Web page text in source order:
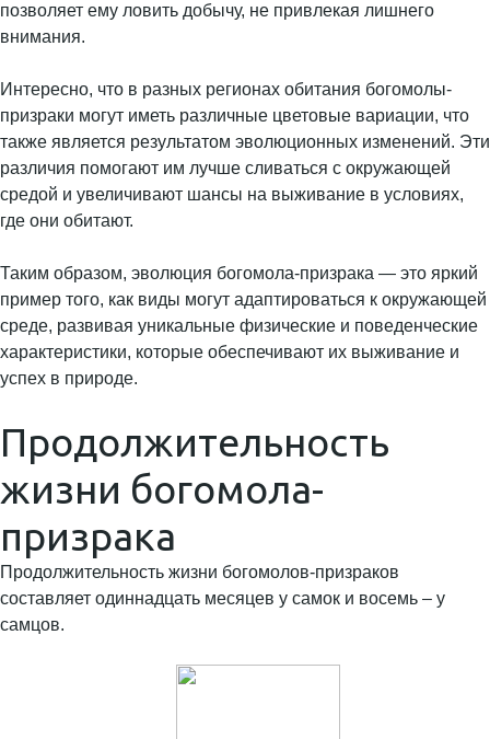
позволяет ему ловить добычу, не привлекая лишнего
внимания.
Интересно, что в разных регионах обитания богомолы-
призраки могут иметь различные цветовые вариации, что
также является результатом эволюционных изменений. Эти
различия помогают им лучше сливаться с окружающей
средой и увеличивают шансы на выживание в условиях,
где они обитают.
Таким образом, эволюция богомола-призрака — это яркий
пример того, как виды могут адаптироваться к окружающей
среде, развивая уникальные физические и поведенческие
характеристики, которые обеспечивают их выживание и
успех в природе.
Продолжительность
жизни богомола-
призрака
Продолжительность жизни богомолов-призраков
составляет одиннадцать месяцев у самок и восемь – у
самцов.